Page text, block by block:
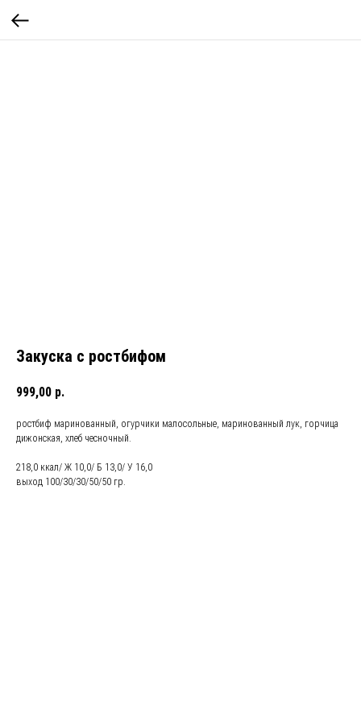
Закуска с ростбифом
999,00 р.
ростбиф маринованный, огурчики малосольные, маринованный лук, горчица
дижонская, хлеб чесночный.
218,0 ккал/ Ж 10,0/ Б 13,0/ У 16,0
выход 100/30/30/50/50 гр.